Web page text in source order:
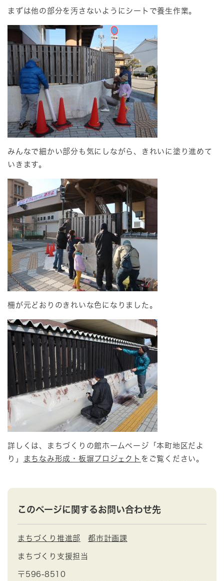
まずは他の部分を汚さないようにシートで養生作業。
みんなで細かい部分も気にしながら、きれいに塗り進めて
いきます。
柵が元どおりのきれいな色になりました。
詳しくは、まちづくりの館ホームページ「本町地区だよ
り」
まちなみ形成・板塀プロジェクト をご覧ください。
このページに関するお問い合わせ先
まちづくり推進部 都市計画課
まちづくり支援担当
〒596-8510